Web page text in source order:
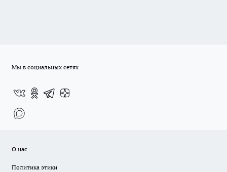
Мы в социальных сетях
О нас
Политика этики